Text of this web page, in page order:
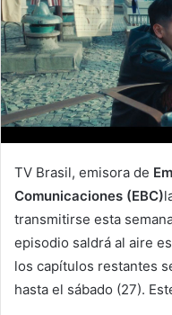
TV Brasil, emisora ​​de
Comunicaciones (EBC)
transmitirse esta
episodio saldrá al aire
los capítulos restantes
hasta el sábado (27).